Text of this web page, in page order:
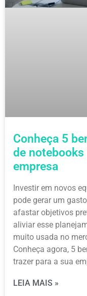
Conheça 5
de notebooks
empresa
Investir em novos
pode gerar um
afastar objetivos
aliviar esse
muito usada no
Conheça agora, 5
trazer para a sua
LEIA MAIS »